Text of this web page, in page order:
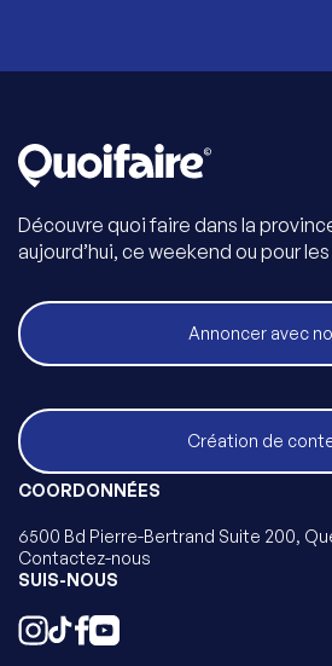
Découvre quoi faire dans la
aujourd’hui, ce weekend ou pour
Annoncer avec
Création de
COORDONNÉES
6500 Bd Pierre-Bertrand Suite 200,
Contactez-nous
SUIS-NOUS